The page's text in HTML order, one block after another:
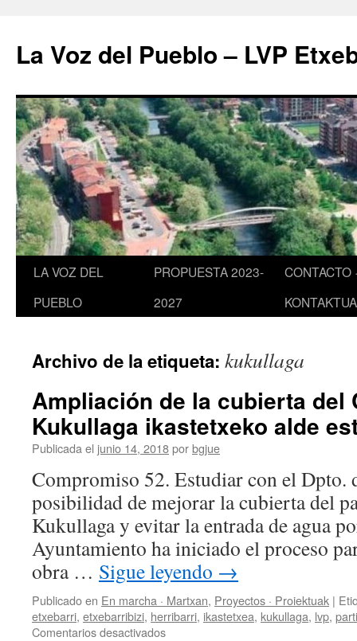
contenido
La Voz del Pueblo – LVP
LA VOZ DEL
PUEBLO
PROPUESTA 2023-
2027
CONTACTO ·
KONTAKTUA
Archivo de la etiqueta: kukullaga
Ampliación de la cubierta del
Kukullaga ikastetxeko alde
Publicada el junio 14, 2018porbgjue
Compromiso 52. Estudiar con el Dpto.
posibilidad de mejorar la cubierta del
Kukullaga y evitar la entrada de agua
Ayuntamiento ha iniciado el proceso
obra … Sigue leyendo →
Publicado en En marcha · Martxan, Proyectos · Proiektuak |
etxebarri, etxebarribizi, herribarri, ikastetxea, kukullaga, lvp,
Comentarios desactivadosen